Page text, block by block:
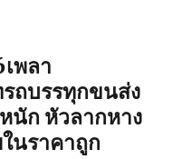
พลา
ถบรรทุกขนส่ง
นัก หัวลากหาง
นราคาถูก